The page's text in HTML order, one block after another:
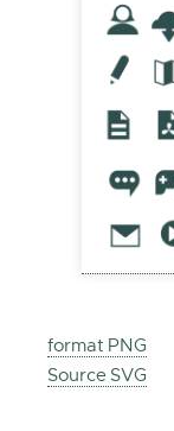
format PNG
Source SVG